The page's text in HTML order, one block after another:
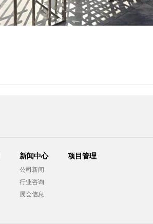
新闻中心
公司新闻
行业咨询
展会信息
项目管理